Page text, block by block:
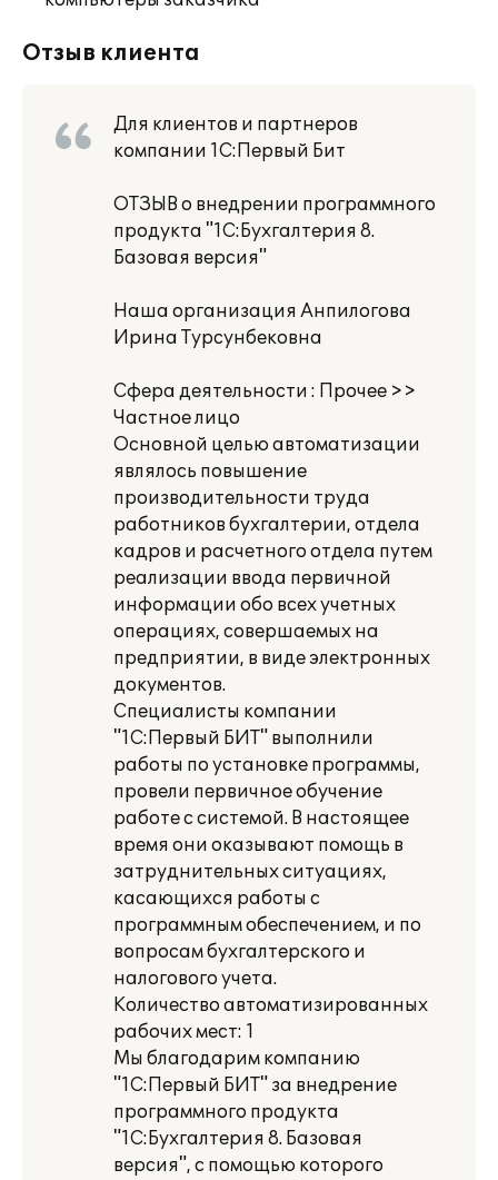
Отзыв клиента
Для клиентов и партнеров
компании 1С:Первый Бит
ОТЗЫВ о внедрении программного
продукта "1С:Бухгалтерия 8.
Базовая версия"
Наша организация Анпилогова
Ирина Турсунбековна
Сфера деятельности : Прочее >>
Частное лицо
Основной целью автоматизации
являлось повышение
производительности труда
работников бухгалтерии, отдела
кадров и расчетного отдела путем
реализации ввода первичной
информации обо всех учетных
операциях, совершаемых на
предприятии, в виде электронных
документов.
Специалисты компании
"1С:Первый БИТ" выполнили
работы по установке программы,
провели первичное обучение
работе с системой. В настоящее
время они оказывают помощь в
затруднительных ситуациях,
касающихся работы с
программным обеспечением, и по
вопросам бухгалтерского и
налогового учета.
Количество автоматизированных
рабочих мест: 1
Мы благодарим компанию
"1С:Первый БИТ" за внедрение
программного продукта
"1С:Бухгалтерия 8. Базовая
версия", с помощью которого